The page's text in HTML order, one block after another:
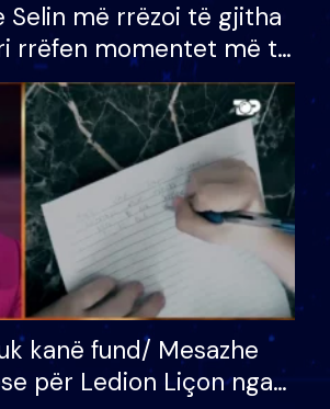
Selin më rrëzoi të gjitha
rrëfen momentet më të
e BB VIP: Do më
e mëngjesit kur…
kanë fund/ Mesazhe
për Ledion Liçon nga